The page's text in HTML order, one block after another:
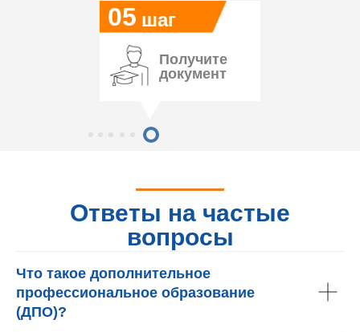
05 шаг
Получите
документ
Ответы на частые
вопросы
Что такое дополнительное
профессиональное образование
(ДПО)?